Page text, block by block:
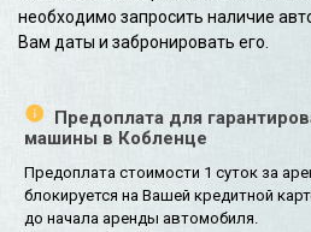
необходимо запросить наличие
Вам даты и забронировать его.
Предоплата для
машины в Кобленце
Предоплата стоимости 1 суток за
блокируется на Вашей кредитной
до начала аренды автомобиля.